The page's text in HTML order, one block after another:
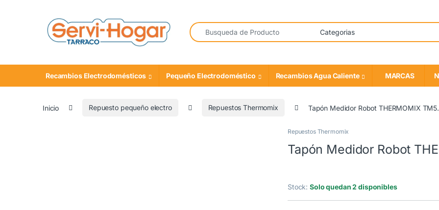
Buscar:
Recambios Electrodomésticos Pequeño Electrodoméstico Recambios Agua Caliente MARCAS
Inicio Repuesto pequeño electro Repuestos Thermomix Tapón Medidor Robot THERMOMIX
Repuestos Thermomix
Tapón Medidor Robot
Stock:Solo quedan 2 disponibles